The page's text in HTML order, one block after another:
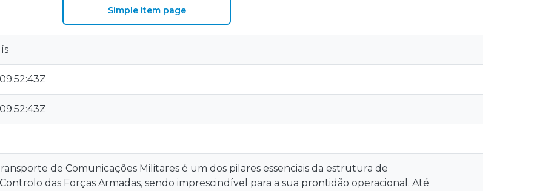
Simple item page
de Comunicações Militares é um dos pilares essenciais da estrutura de
das Forças Armadas, sendo imprescindível para a sua prontidão operacional. Até